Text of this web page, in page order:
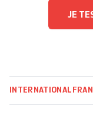
JE
INTERNATIONAL